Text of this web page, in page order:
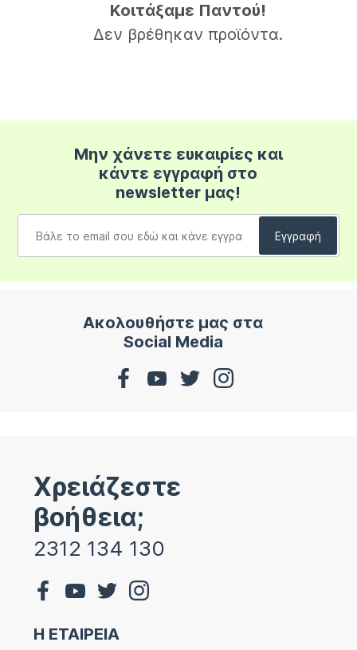
Κοιτάξαμε Παντού!
Δεν βρέθηκαν προϊόντα.
Μην χάνετε ευκαιρίες και
κάντε εγγραφή στο
newsletter μας!
Ακολουθήστε μας στα
Social Media
Χρειάζεστε
βοήθεια;
2312 134 130
Η ΕΤΑΙΡΕΙΑ